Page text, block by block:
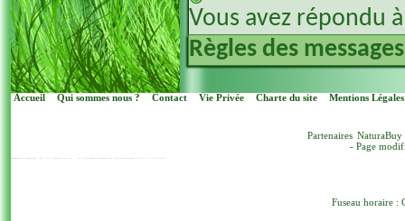
Vous avez répondu
Règles des messages
Accueil Qui sommes nous ? Contact Vie Privée Charte du site Mentions Légales
Partenaires NaturaBuy
- Page
Fuseau horaire :